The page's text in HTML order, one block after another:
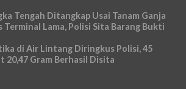
Tengah Ditangkap Usai Tanam Ganja
Terminal Lama, Polisi Sita Barang Bukti
di Air Lintang Diringkus Polisi, 45
20,47 Gram Berhasil Disita